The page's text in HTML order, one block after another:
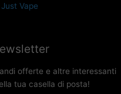
Vape
offerte e altre interessanti
tua casella di posta!